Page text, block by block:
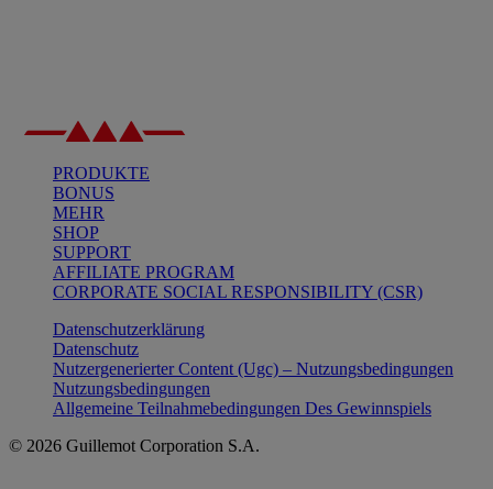
PRODUKTE
BONUS
MEHR
SHOP
SUPPORT
AFFILIATE PROGRAM
CORPORATE SOCIAL RESPONSIBILITY (CSR)
Datenschutzerklärung
Datenschutz
Nutzergenerierter Content (Ugc) – Nutzungsbedingungen
Nutzungsbedingungen
Allgemeine Teilnahmebedingungen Des Gewinnspiels
© 2026 Guillemot Corporation S.A.